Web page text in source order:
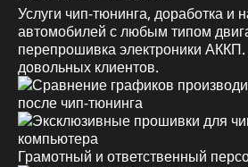
Услуги чип-тюнинга, доработка и
автомобилей с любым типом
перепрошивка электроники
довольных клиентов.
Грамотный и ответственный